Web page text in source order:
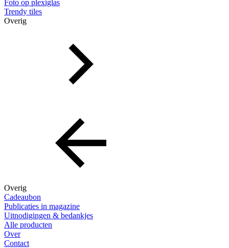
Foto op plexiglas
Trendy tiles
Overig
Overig
Cadeaubon
Publicaties in magazine
Uitnodigingen & bedankjes
Alle producten
Over
Contact